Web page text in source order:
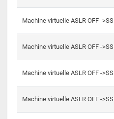
Machine virtuelle ASLR OFF -
Machine virtuelle ASLR OFF -
Machine virtuelle ASLR OFF -
Machine virtuelle ASLR OFF -